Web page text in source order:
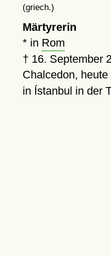
(griech.)
Märtyrerin
* in Rom
† 16. September
Chalcedon,
in Ístanbul in der